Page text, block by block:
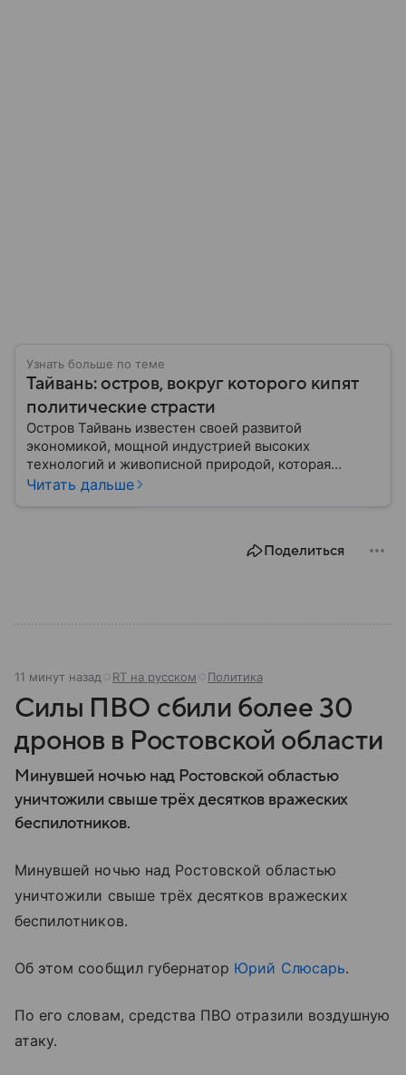
Узнать больше по теме
Тайвань: остров, вокруг которого кипят
политические страсти
Остров Тайвань известен своей развитой
экономикой, мощной индустрией высоких
технологий и живописной природой, которая
сочетает в себе современные мегаполисы и горные
Читать дальше
Поделиться
11 минут назад RT на русском Политика
Силы ПВО сбили более 30
дронов в Ростовской области
Минувшей ночью над Ростовской областью
уничтожили свыше трёх десятков вражеских
беспилотников.
Минувшей ночью над Ростовской областью
уничтожили свыше трёх десятков вражеских
беспилотников.
Об этом сообщил губернатор Юрий Слюсарь.
По его словам, средства ПВО отразили воздушную
атаку.